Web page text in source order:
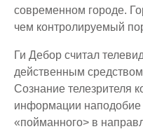
современном городе.
чем контролируемый
Ги Дебор считал
действенным
Сознание телезрителя
информации наподобие
«пойманного> в